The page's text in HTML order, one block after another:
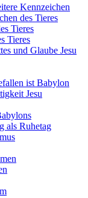
Kennzeichen
des Tieres
Tieres
Tieres
und Glaube Jesu
ist Babylon
Jesu
als Ruhetag